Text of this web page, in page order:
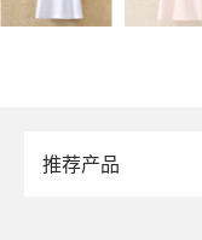
推荐产品